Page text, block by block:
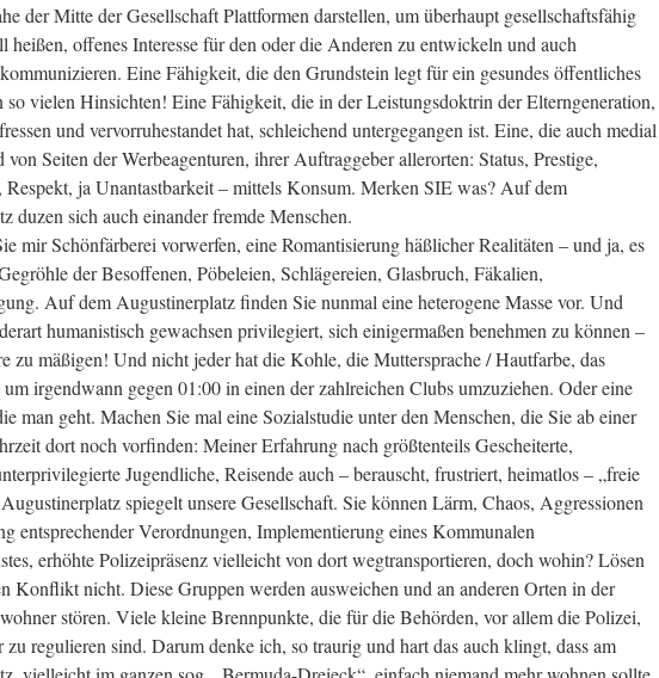
der Mitte der Gesellschaft Plattformen darstellen, um überhaupt gesellschaftsfähig
heißen, offenes Interesse für den oder die Anderen zu entwickeln und auch
Eine Fähigkeit, die den Grundstein legt für ein gesundes öffentliches
vielen Hinsichten! Eine Fähigkeit, die in der Leistungsdoktrin der Elterngeneration,
und vervorruhestandet hat, schleichend untergegangen ist. Eine, die auch medial
Seiten der Werbeagenturen, ihrer Auftraggeber allerorten: Status, Prestige,
Respekt, ja Unantastbarkeit – mittels Konsum. Merken SIE was? Auf dem
duzen sich auch einander fremde Menschen.
mir Schönfärberei vorwerfen, eine Romantisierung häßlicher Realitäten – und ja, es
der Besoffenen, Pöbeleien, Schlägereien, Glasbruch, Fäkalien,
Auf dem Augustinerplatz finden Sie nunmal eine heterogene Masse vor. Und
humanistisch gewachsen privilegiert, sich einigermaßen benehmen zu können –
zu mäßigen! Und nicht jeder hat die Kohle, die Muttersprache / Hautfarbe, das
irgendwann gegen 01:00 in einen der zahlreichen Clubs umzuziehen. Oder eine
man geht. Machen Sie mal eine Sozialstudie unter den Menschen, die Sie ab einer
dort noch vorfinden: Meiner Erfahrung nach größtenteils Gescheiterte,
Jugendliche, Reisende auch – berauscht, frustriert, heimatlos – „freie
spiegelt unsere Gesellschaft. Sie können Lärm, Chaos, Aggressionen
entsprechender Verordnungen, Implementierung eines Kommunalen
erhöhte Polizeipräsenz vielleicht von dort wegtransportieren, doch wohin? Lösen
Konflikt nicht. Diese Gruppen werden ausweichen und an anderen Orten in der
stören. Viele kleine Brennpunkte, die für die Behörden, vor allem die Polizei,
zu regulieren sind. Darum denke ich, so traurig und hart das auch klingt, dass am